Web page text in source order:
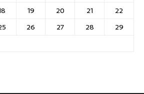
19 20 21
22
26 27 28
29